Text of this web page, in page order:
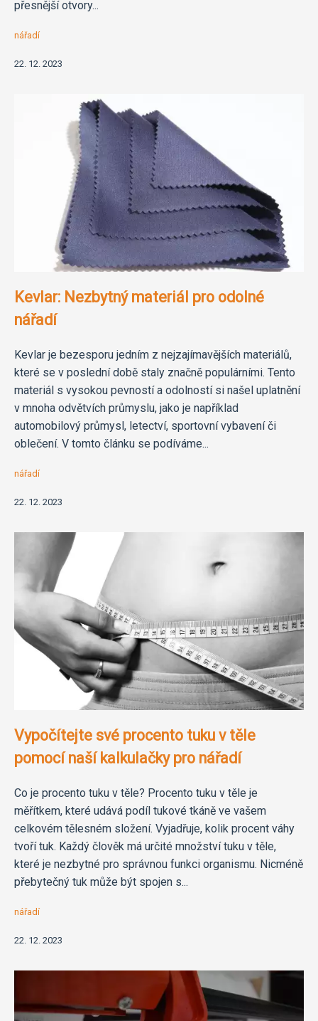
přesnější otvory...
nářadí
22. 12. 2023
Kevlar: Nezbytný materiál pro odolné
nářadí
Kevlar je bezesporu jedním z nejzajímavějších materiálů,
které se v poslední době staly značně populárními. Tento
materiál s vysokou pevností a odolností si našel uplatnění
v mnoha odvětvích průmyslu, jako je například
automobilový průmysl, letectví, sportovní vybavení či
oblečení. V tomto článku se podíváme...
nářadí
22. 12. 2023
Vypočítejte své procento tuku v těle
pomocí naší kalkulačky pro nářadí
Co je procento tuku v těle? Procento tuku v těle je
měřítkem, které udává podíl tukové tkáně ve vašem
celkovém tělesném složení. Vyjadřuje, kolik procent váhy
tvoří tuk. Každý člověk má určité množství tuku v těle,
které je nezbytné pro správnou funkci organismu. Nicméně
přebytečný tuk může být spojen s...
nářadí
22. 12. 2023